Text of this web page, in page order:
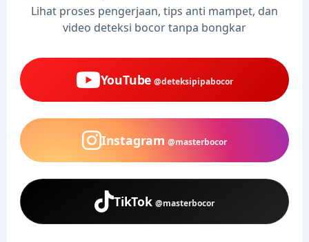
Lihat proses pengerjaan, tips anti mampet, dan
video deteksi bocor tanpa bongkar
YouTube @deteksipipabocor
Instagram @masterbocor
TikTok @masterbocor